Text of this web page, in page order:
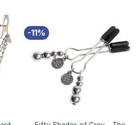
159,00 kr..
-11%